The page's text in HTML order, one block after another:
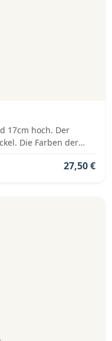
17cm hoch. Der
Die Farben der
27,50 €